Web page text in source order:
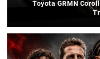
Toyota GRMN